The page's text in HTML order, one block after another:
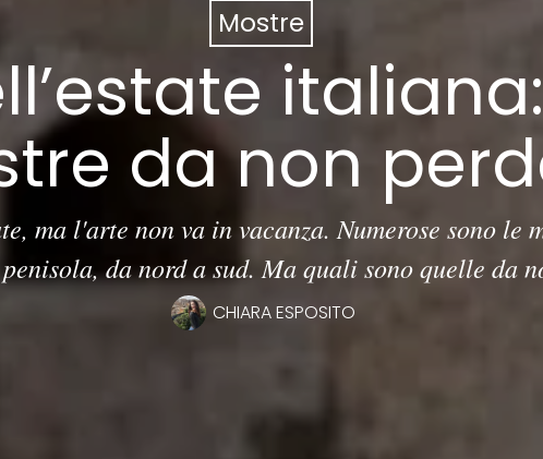
Mostre
da non
ma l'arte non va in vacanza. Numerose sono le
da nord a sud. Ma quali sono quelle da
CHIARA ESPOSITO